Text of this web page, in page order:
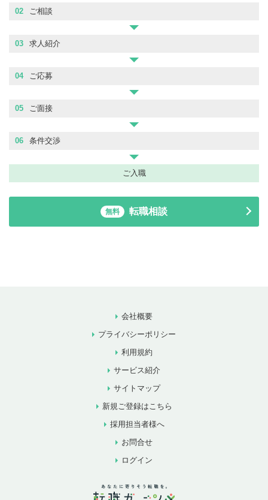
02 ご相談
03 求人紹介
04 ご応募
05 ご面接
06 条件交渉
ご入職
無料 転職相談
会社概要
プライバシーポリシー
利用規約
サービス紹介
サイトマップ
新規ご登録はこちら
採用担当者様へ
お問合せ
ログイン